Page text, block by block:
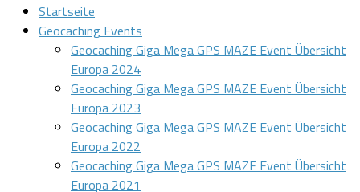
Startseite
Geocaching Events
Geocaching Giga Mega GPS MAZE Event Übersicht
Europa 2024
Geocaching Giga Mega GPS MAZE Event Übersicht
Europa 2023
Geocaching Giga Mega GPS MAZE Event Übersicht
Europa 2022
Geocaching Giga Mega GPS MAZE Event Übersicht
Europa 2021